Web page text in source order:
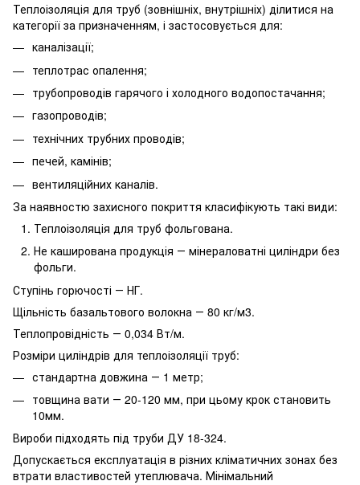
Теплоізоляція для труб (зовнішніх, внутрішніх) ділитися на
категорії за призначенням, і застосовується для:
каналізації;
теплотрас опалення;
трубопроводів гарячого і холодного водопостачання;
газопроводів;
технічних трубних проводів;
печей, камінів;
вентиляційних каналів.
За наявностю захисного покриття класифікують такі види:
Теплоізоляція для труб фольгована.
Не каширована продукція ― мінераловатні циліндри без
фольги.
Ступінь горючості ― НГ.
Щільність базальтового волокна ― 80 кг/м3.
Теплопровідність ― 0,034 Вт/м.
Розміри циліндрів для теплоізоляції труб:
стандартна довжина ― 1 метр;
товщина вати ― 20-120 мм, при цьому крок становить
10мм.
Вироби підходять під труби ДУ 18-324.
Допускається експлуатація в різних кліматичних зонах без
втрати властивостей утеплювача. Мінімальний